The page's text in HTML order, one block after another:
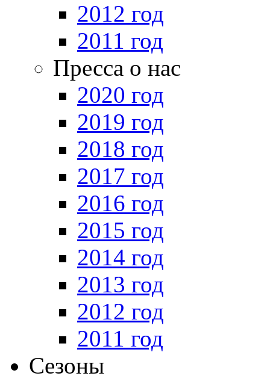
2012 год
2011 год
Пресса о нас
2020 год
2019 год
2018 год
2017 год
2016 год
2015 год
2014 год
2013 год
2012 год
2011 год
Сезоны